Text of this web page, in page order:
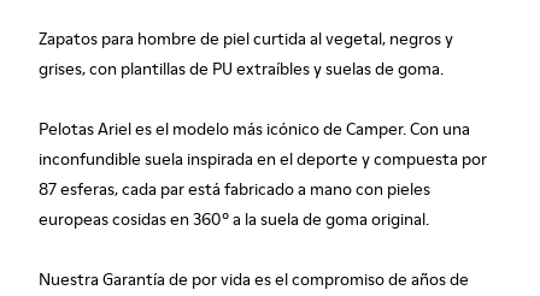
Zapatos para hombre de piel curtida al vegetal, negros y
grises, con plantillas de PU extraíbles y suelas de goma.
Pelotas Ariel es el modelo más icónico de Camper. Con una
inconfundible suela inspirada en el deporte y compuesta por
87 esferas, cada par está fabricado a mano con pieles
europeas cosidas en 360º a la suela de goma original.
Nuestra Garantía de por vida es el compromiso de años de